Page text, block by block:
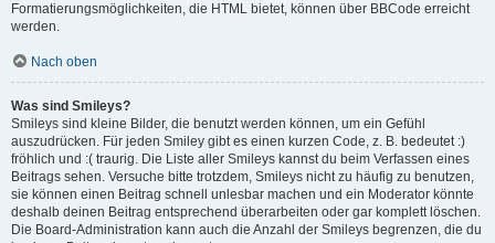
Formatierungsmöglichkeiten, die HTML bietet, können über BBCode erreicht
werden.
Nach oben
Was sind Smileys?
Smileys sind kleine Bilder, die benutzt werden können, um ein Gefühl
auszudrücken. Für jeden Smiley gibt es einen kurzen Code, z. B. bedeutet :)
fröhlich und :( traurig. Die Liste aller Smileys kannst du beim Verfassen eines
Beitrags sehen. Versuche bitte trotzdem, Smileys nicht zu häufig zu benutzen,
sie können einen Beitrag schnell unlesbar machen und ein Moderator könnte
deshalb deinen Beitrag entsprechend überarbeiten oder gar komplett löschen.
Die Board-Administration kann auch die Anzahl der Smileys begrenzen, die du